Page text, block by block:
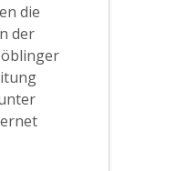
die
der